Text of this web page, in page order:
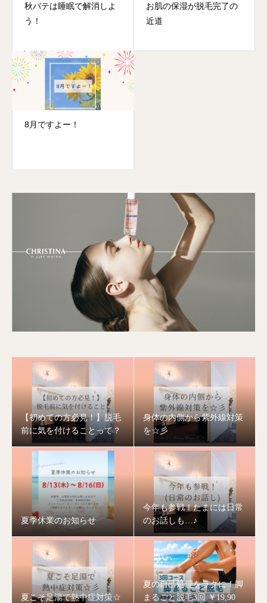
秋バテは睡眠で解消しよ
う！
お肌の保湿が脱毛完了の
近道
8月ですよー！
【初めての方必見！】脱毛
前に気を付けることって？
身体の内側から紫外線対策
を☆彡
夏季休業のお知らせ
今年も参戦！たまには日常
のお話しも…♪
夏こそ足湯で熱中症対策☆
夏の自己処理をラクに！脚
まるごと脱毛3回 ￥19,90